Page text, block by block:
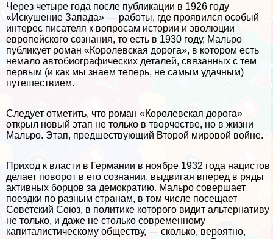
Через четыре года после публикации в 1926 году
«Искушение Запада» — работы, где проявился особый
интерес писателя к вопросам истории и эволюции
европейского сознания, то есть в 1930 году, Мальро
публикует роман «Королевская дорога», в котором есть
немало автобиографических деталей, связанных с тем
первым (и как мы знаем теперь, не самым удачным)
путешествием.
Следует отметить, что роман «Королевская дорога»
открыл новый этап не только в творчестве, но в жизни
Мальро. Этап, предшествующий Второй мировой войне.
Приход к власти в Германии в ноябре 1932 года нацистов
делает поворот в его сознании, выдвигая вперед в ряды
активных борцов за демократию. Мальро совершает
поездки по разным странам, в том числе посещает
Советский Союз, в политике которого видит альтернативу
не только, и даже не столько современному
капиталистическому обществу, — сколько, вероятно,